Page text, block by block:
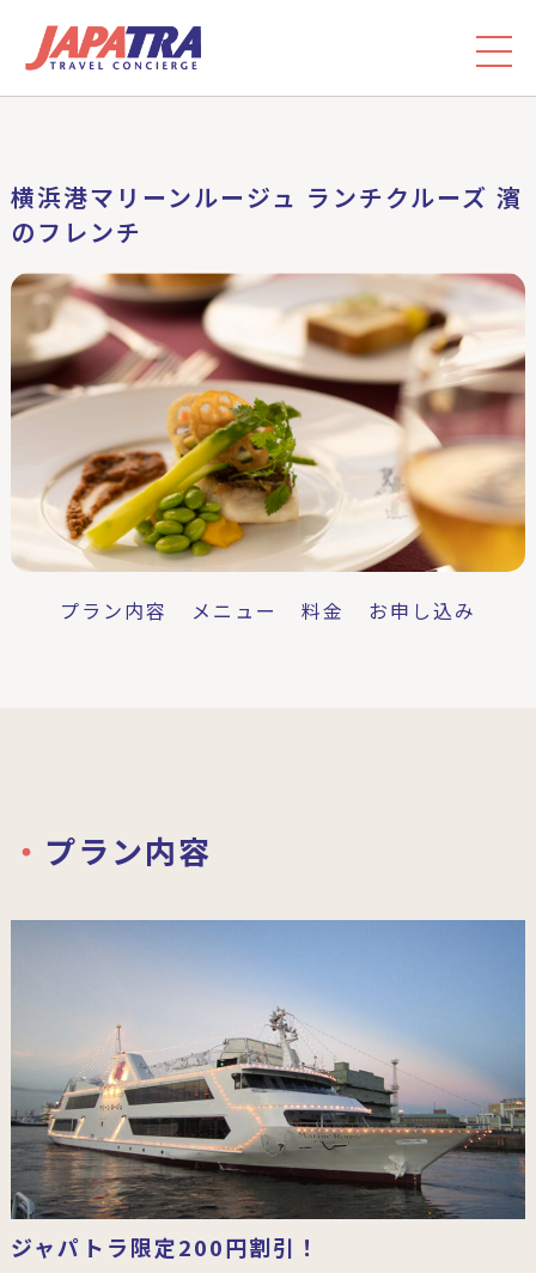
横浜港マリーンルージュ ランチクルーズ 濱
のフレンチ
プラン内容 メニュー 料金 お申し込み
プラン内容
ジャパトラ限定200円割引！